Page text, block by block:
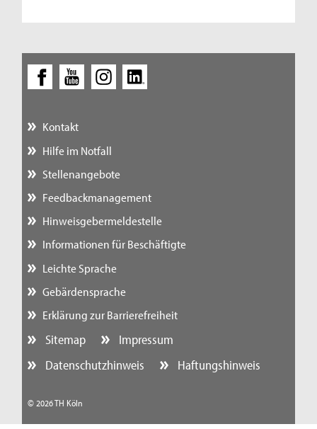
Kontakt
Hilfe im Notfall
Stellenangebote
Feedbackmanagement
Hinweisgebermeldestelle
Informationen für Beschäftigte
Leichte Sprache
Gebärdensprache
Erklärung zur Barrierefreiheit
Sitemap
Impressum
Datenschutzhinweis
Haftungshinweis
© 2026 TH Köln